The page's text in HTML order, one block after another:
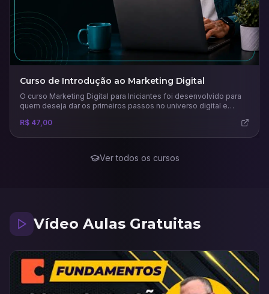
Curso de Introdução ao Marketing Digital
O curso Marketing Digital para Iniciantes foi desenvolvido para
quem deseja dar os primeiros passos no universo digital e
negócios e carreiras. Ao longo das aulas, o participante
campanhas eficazes.
R$ 47,00
Ver todos os cursos
Vídeo Aulas Gratuitas